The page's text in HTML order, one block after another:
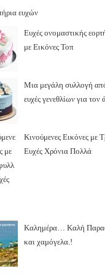
ευχών
Ευχές ονομαστικής
με Εικόνες Τοπ
Μια μεγάλη συλλογή
ευχές γενεθλίων για τον
Κινούμενες Εικόνες με
Ευχές Χρόνια Πολλά
Καλημέρα… Καλή
και χαμόγελα.!